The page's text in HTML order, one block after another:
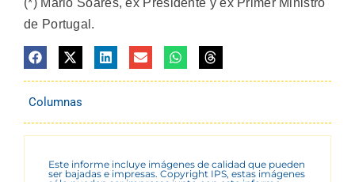
de Portugal.
Columnas
Este informe incluye imágenes de calidad que pueden
ser bajadas e impresas. Copyright IPS, estas imágenes